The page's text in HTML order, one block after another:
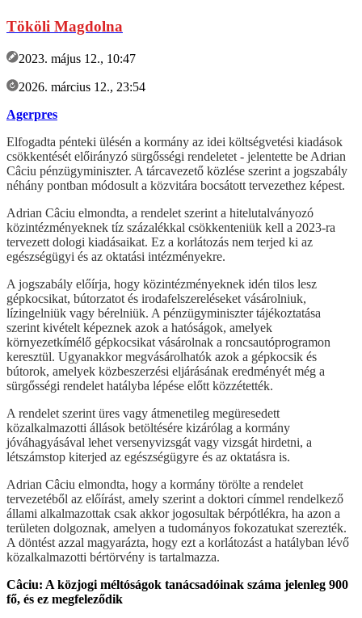
Tököli Magdolna
2023. május 12., 10:47
2026. március 12., 23:54
Agerpres
Elfogadta pénteki ülésén a kormány az idei költségvetési kiadások
csökkentését előirányzó sürgősségi rendeletet - jelentette be Adrian
Câciu pénzügyminiszter. A tárcavezető közlése szerint a jogszabály
néhány pontban módosult a közvitára bocsátott tervezethez képest.
Adrian Câciu elmondta, a rendelet szerint a hitelutalványozó
közintézményeknek tíz százalékkal csökkenteniük kell a 2023-ra
tervezett dologi kiadásaikat. Ez a korlátozás nem terjed ki az
egészségügyi és az oktatási intézményekre.
A jogszabály előírja, hogy közintézményeknek idén tilos lesz
gépkocsikat, bútorzatot és irodafelszereléseket vásárolniuk,
lízingelniük vagy bérelniük. A pénzügyminiszter tájékoztatása
szerint kivételt képeznek azok a hatóságok, amelyek
környezetkímélő gépkocsikat vásárolnak a roncsautóprogramon
keresztül. Ugyanakkor megvásárolhatók azok a gépkocsik és
bútorok, amelyek közbeszerzési eljárásának eredményét még a
sürgősségi rendelet hatályba lépése előtt közzétették.
A rendelet szerint üres vagy átmenetileg megüresedett
közalkalmazotti állások betöltésére kizárólag a kormány
jóváhagyásával lehet versenyvizsgát vagy vizsgát hirdetni, a
létszámstop kiterjed az egészségügyre és az oktatásra is.
Adrian Câciu elmondta, hogy a kormány törölte a rendelet
tervezetéből az előírást, amely szerint a doktori címmel rendelkező
állami alkalmazottak csak akkor jogosultak bérpótlékra, ha azon a
területen dolgoznak, amelyen a tudományos fokozatukat szerezték.
A döntést azzal magyarázta, hogy ezt a korlátozást a hatályban lévő
közalkalmazotti bértörvény is tartalmazza.
Câciu: A közjogi méltóságok tanácsadóinak száma jelenleg 900
fő, és ez megfeleződik